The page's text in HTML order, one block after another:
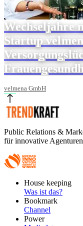
Wechseljahre
Startup
velmena GmbH
Public Relations &
für innovative
FooterHouse keeping
Was ist das?
Bookmark
Channel
Power